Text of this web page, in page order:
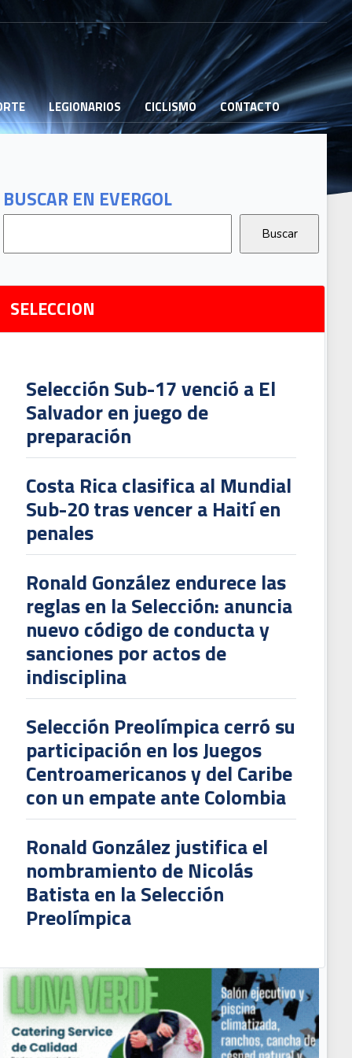
LEGIONARIOS CICLISMO CONTACTO
BUSCAR EN EVERGOL
SELECCION
Selección Sub-17 venció a El
Salvador en juego de
preparación
Costa Rica clasifica al Mundial
Sub-20 tras vencer a Haití en
penales
Ronald González endurece las
reglas en la Selección: anuncia
nuevo código de conducta y
sanciones por actos de
indisciplina
Selección Preolímpica cerró su
participación en los Juegos
Centroamericanos y del Caribe
con un empate ante Colombia
Ronald González justifica el
nombramiento de Nicolás
Batista en la Selección
Preolímpica